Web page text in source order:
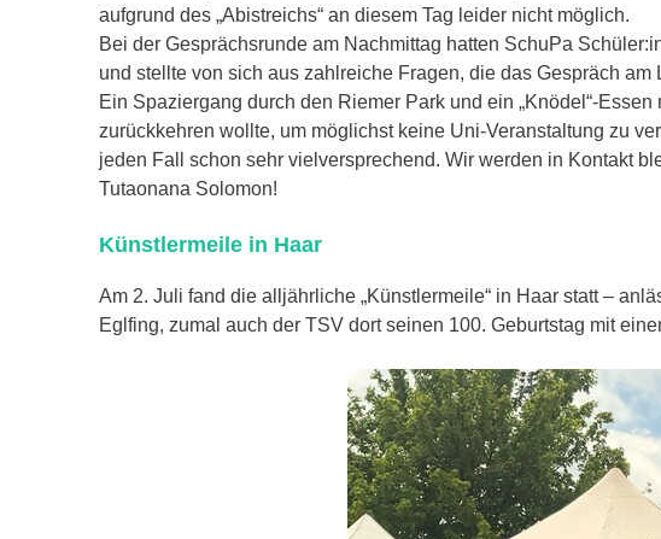
aufgrund des „Abistreichs“ an diesem Tag leider nicht möglich.
Bei der Gesprächsrunde am Nachmittag hatten SchuPa
und stellte von sich aus zahlreiche Fragen, die das Gespräch am
Ein Spaziergang durch den Riemer Park und ein „Knödel“-
zurückkehren wollte, um möglichst keine Uni-Veranstaltung zu
jeden Fall schon sehr vielversprechend. Wir werden in Kontakt
Tutaonana Solomon!
Künstlermeile in Haar
Am 2. Juli fand die alljährliche „Künstlermeile“ in Haar statt –
Eglfing, zumal auch der TSV dort seinen 100. Geburtstag mit